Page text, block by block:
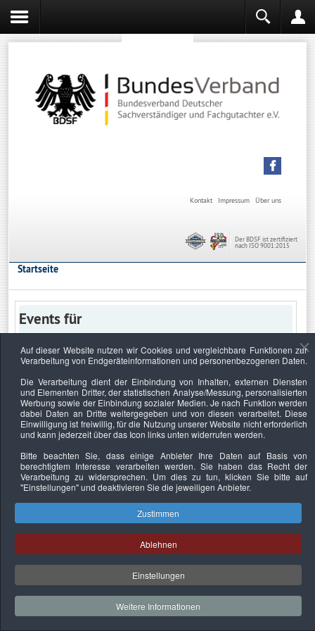
Über uns
Impressum
Kontakt
Der BDSF ist zertifiziert
nach ISO 9001:2015
Startseite
Events für
Keine Termine
Datenschutzerklärung Urheberrechtsnachweise Nachhaltigkeit
Copyright © 2026. Bundesverband Deutscher
Sachverständiger und Fachgutachter e.V..
Auf dieser Website nutzen wir Cookies und vergleichbare Funktionen zur
Verarbeitung von Endgeräteinformationen und personenbezogenen Daten.
Die Verarbeitung dient der Einbindung von Inhalten, externen Diensten
und Elementen Dritter, der statistischen Analyse/Messung, personalisierten
Werbung sowie der Einbindung sozialer Medien. Je nach Funktion werden
dabei Daten an Dritte weitergegeben und von diesen verarbeitet. Diese
Einwilligung ist freiwillig, für die Nutzung unserer Website nicht erforderlich
und kann jederzeit über das Icon links unten widerrufen werden.
Bitte beachten Sie, dass einige Anbieter Ihre Daten auf Basis von
berechtigtem Interesse verarbeiten werden. Sie haben das Recht der
Verarbeitung zu widersprechen. Um dies zu tun, klicken Sie bitte auf
"Einstellungen"und deaktivieren Sie die jeweiligen Anbieter.
Zustimmen
Ablehnen
Einstellungen
Weitere Informationen